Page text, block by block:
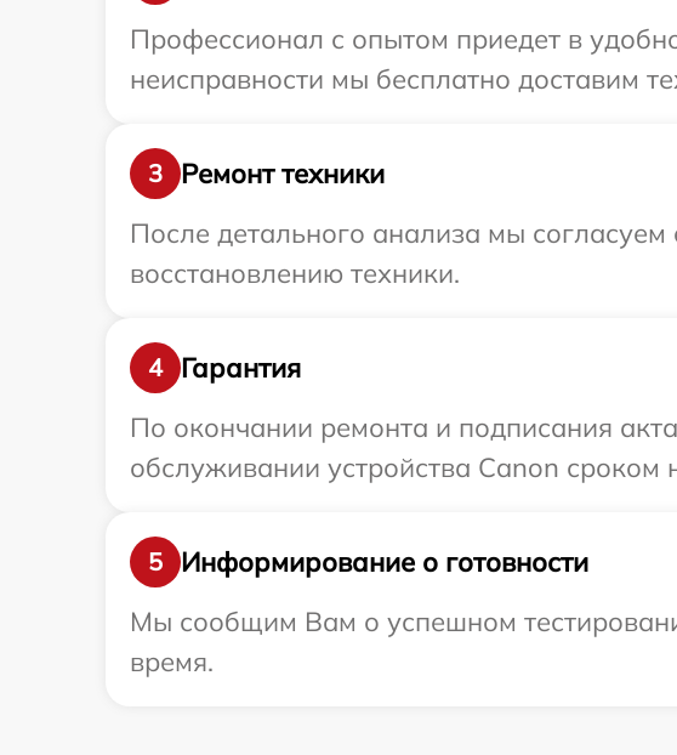
Профессионал с опытом приедет в
неисправности мы бесплатно доставим
3
Ремонт техники
После детального анализа мы
восстановлению техники.
4
Гарантия
По окончании ремонта и подписания
обслуживании устройства Canon сроком
5
Информирование о готовности
Мы сообщим Вам о успешном
время.